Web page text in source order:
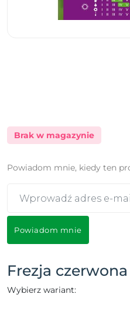
Brak w magazynie
Powiadom mnie, kiedy ten
Powiadom mnie
Frezja czerwona
Wybierz wariant: